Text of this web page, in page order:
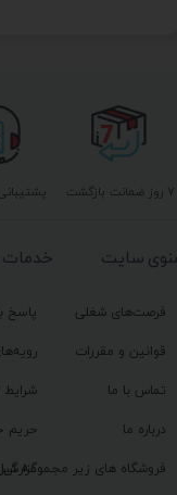
پشتیبانی ۲۴ ۷ روز ضمانت بازگشت
خدمات
پاسخ
شرایط
حریم
گزارش
سایت
فرصت‌های شغلی
قوانین و مقررات
تماس با ما
درباره ما
فروشگاه های زیر مجموعه